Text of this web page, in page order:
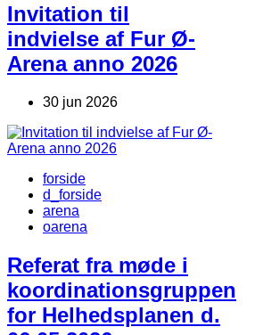
Invitation til
indvielse af Fur Ø-
Arena anno 2026
30 jun 2026
forside
d_forside
arena
oarena
Referat fra møde i
koordinationsgruppen
for Helhedsplanen d.